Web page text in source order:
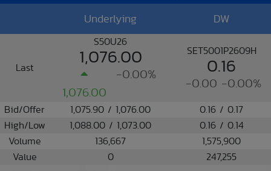
Underlying DW
Last
S50U26
1,076.00
1,076.00
-0.00%
SET5001P2609H
0.16
-0.00 -0.00%
Bid/Offer 1,075.90 / 1,076.00
0.16 / 0.17
High/Low
1,088.00 / 1,073.00
0.16 / 0.14
Volume
136,667
1,575,900
Value
0 247,255